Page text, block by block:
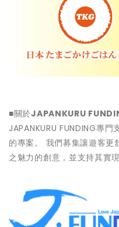
■關於JAPANKURU
JAPANKURU FUNDING專
的專案。 我們募集讓遊客更
之魅力的創意，並支持其實現